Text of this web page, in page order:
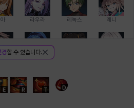
라우라 레녹스 레니
르노어
E R T D
경할 수 있습니다.